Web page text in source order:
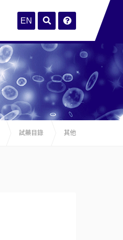
試藥目錄 其他
EN